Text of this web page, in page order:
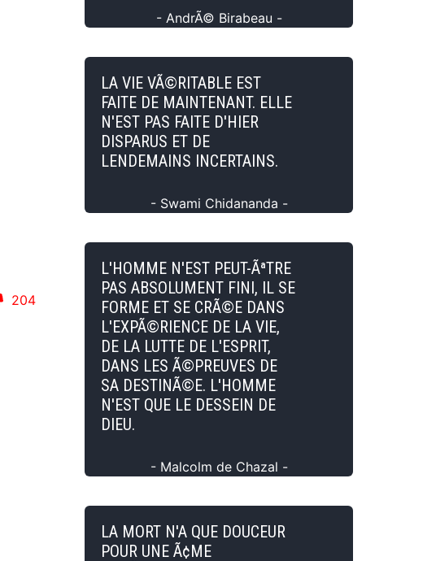
204
- AndrÃ© Birabeau -
LA VIE VÃ©RITABLE EST
FAITE DE MAINTENANT. ELLE
N'EST PAS FAITE D'HIER
DISPARUS ET DE
LENDEMAINS INCERTAINS.
- Swami Chidananda -
L'HOMME N'EST PEUT-ÃªTRE
PAS ABSOLUMENT FINI, IL SE
FORME ET SE CRÃ©E DANS
L'EXPÃ©RIENCE DE LA VIE,
DE LA LUTTE DE L'ESPRIT,
DANS LES Ã©PREUVES DE
SA DESTINÃ©E. L'HOMME
N'EST QUE LE DESSEIN DE
DIEU.
- Malcolm de Chazal -
LA MORT N'A QUE DOUCEUR
POUR UNE Ã¢ME